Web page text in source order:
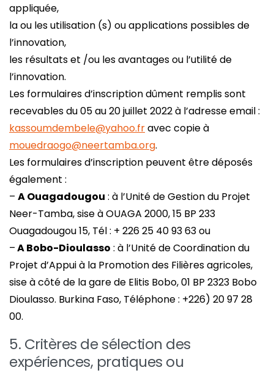
appliquée,
la ou les utilisation (s) ou applications possibles de
l’innovation,
les résultats et /ou les avantages ou l’utilité de
l’innovation.
Les formulaires d’inscription dûment remplis sont
recevables du 05 au 20 juillet 2022 à l’adresse email :
kassoumdembele@yahoo.fravec copie à
mouedraogo@neertamba.org.
Les formulaires d’inscription peuvent être déposés
également :
– A Ouagadougou : à l’Unité de Gestion du Projet
Neer-Tamba, sise à OUAGA 2000, 15 BP 233
Ouagadougou 15, Tél : + 226 25 40 93 63 ou
–A Bobo-Dioulasso : à l’Unité de Coordination du
Projet d’Appui à la Promotion des Filières agricoles,
sise à côté de la gare de Elitis Bobo, 01 BP 2323 Bobo
Dioulasso. Burkina Faso, Téléphone : +226) 20 97 28
00.
5. Critères de sélection des
expériences, pratiques ou